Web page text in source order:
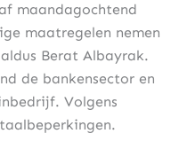
maandagochtend
maatregelen nemen
Berat Albayrak.
de bankensector en
Volgens